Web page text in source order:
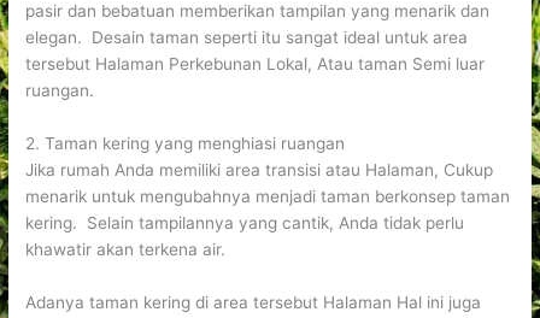
pasir dan bebatuan memberikan tampilan yang menarik dan
elegan. Desain taman seperti itu sangat ideal untuk area
tersebut Halaman Perkebunan Lokal, Atau taman Semi luar
ruangan.
2. Taman kering yang menghiasi ruangan
Jika rumah Anda memiliki area transisi atau Halaman, Cukup
menarik untuk mengubahnya menjadi taman berkonsep taman
kering. Selain tampilannya yang cantik, Anda tidak perlu
khawatir akan terkena air.
Adanya taman kering di area tersebut Halaman Hal ini juga